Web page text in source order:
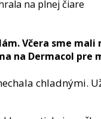
Včera sme
na Dermacol pre